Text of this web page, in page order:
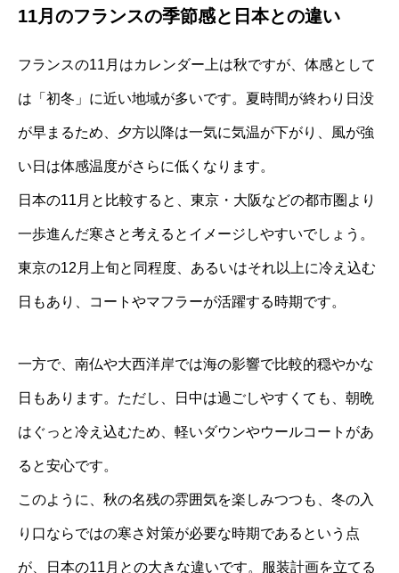
11月のフランスの季節感と日本との違い
フランスの11月はカレンダー上は秋ですが、体感として
は「初冬」に近い地域が多いです。夏時間が終わり日没
が早まるため、夕方以降は一気に気温が下がり、風が強
い日は体感温度がさらに低くなります。
日本の11月と比較すると、東京・大阪などの都市圏より
一歩進んだ寒さと考えるとイメージしやすいでしょう。
東京の12月上旬と同程度、あるいはそれ以上に冷え込む
日もあり、コートやマフラーが活躍する時期です。
一方で、南仏や大西洋岸では海の影響で比較的穏やかな
日もあります。ただし、日中は過ごしやすくても、朝晩
はぐっと冷え込むため、軽いダウンやウールコートがあ
ると安心です。
このように、秋の名残の雰囲気を楽しみつつも、冬の入
り口ならではの寒さ対策が必要な時期であるという点
が、日本の11月との大きな違いです。服装計画を立てる